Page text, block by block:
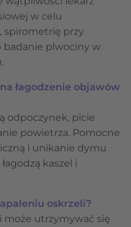
w celu
spirometrię przy
badanie plwociny w
łagodzenie objawów
odpoczynek, picie
powietrza. Pomocne
i unikanie dymu
kaszel i
oskrzeli?
może utrzymywać się